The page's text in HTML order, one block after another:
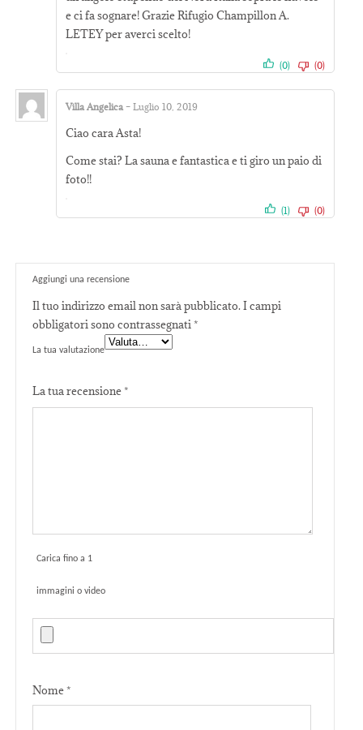
e ci fa sognare! Grazie Rifugio Champillon A.
LETEY per averci scelto!
(0) (0)
Villa Angelica – Luglio 10, 2019
Ciao cara Asta!
Come stai? La sauna e fantastica e ti giro un paio di
foto!!
(1) (0)
Aggiungi una recensione
Il tuo indirizzo email non sarà pubblicato. I campi
obbligatori sono contrassegnati*
La tua valutazione
La tua recensione*
Carica fino a 1
immagini o video
Nome*